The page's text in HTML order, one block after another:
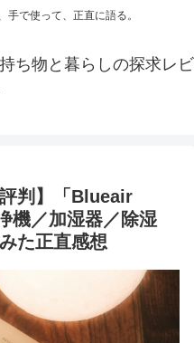
手で使って、正直に語る。
ち物と暮らしの探求レビ
評判】「Blueair
機／加湿器／除湿
た正直感想